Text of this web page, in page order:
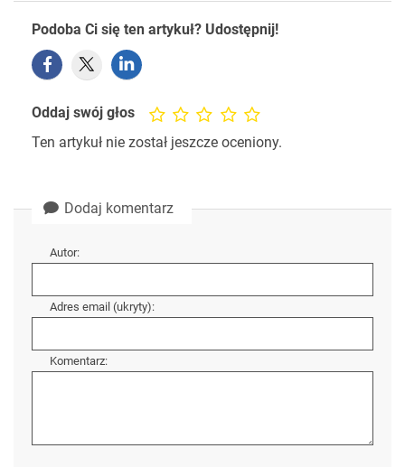
Podoba Ci się ten artykuł? Udostępnij!
Oddaj swój głos
Ten artykuł nie został jeszcze oceniony.
Dodaj komentarz
Autor:
Adres email (ukryty):
Komentarz: